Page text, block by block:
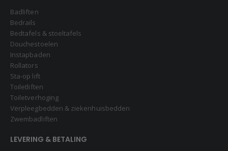
Badliften
Bedrails
Bedtafels & stoeltafels
Douchestoelen
Instapbaden
Rollators
Sta-op lift
Toiletliften
Toiletverhoging
Verpleegbedden & ziekenhuisbedden
Zwembadliften
LEVERING & BETALING